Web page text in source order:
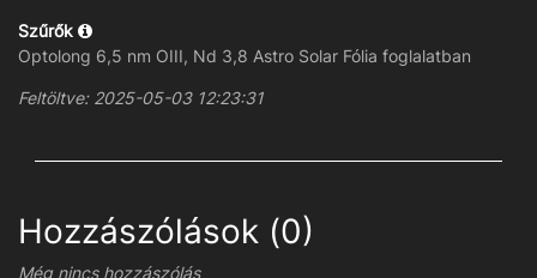
Szűrők
Optolong 6,5 nm OIII, Nd 3,8 Astro Solar Fólia foglalatban
Feltöltve: 2025-05-03 12:23:31
Hozzászólások (0)
Még nincs hozzászólás